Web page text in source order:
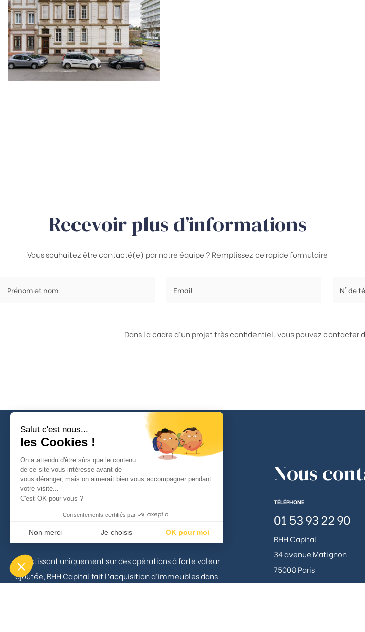
Recevoir plus d’informations
Vous souhaitez être contacté(e) par notre équipe ? Remplissez ce rapide formulaire
Dans la cadre d’un projet très confidentiel, vous pouvez contacter
À propos
BHH Capital est un acteur pragmatique du marché
Immobilier capable d’opérer aussi bien sur le résidentiel
que le commercial.
Investissant uniquement sur des opérations à forte valeur
ajoutée, BHH Capital fait l’acquisition d’immeubles dans
Nous
TÉLÉPHONE
01 53 93 22 90
BHH Capital
34 avenue Matignon
75008 Paris
Salut c'est nous...
les Cookies !
On a attendu d'être sûrs que le contenu
de ce site vous intéresse avant de
vous déranger, mais on aimerait bien vous accompagner pendant
votre visite...
C'est OK pour vous ?
Consentements certifiés par
Non merci Je choisis
OK pour moi
Notre plateforme vous permet d'adapter et de gérer vos paramètres de confidentialité, en garantissant la